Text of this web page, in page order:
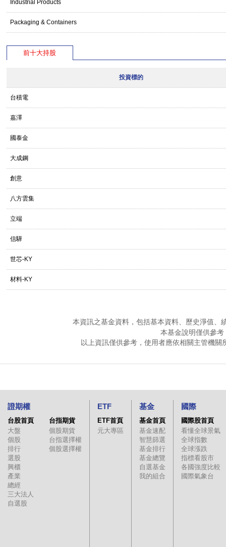
Industrial Products
Packaging & Containers
前十大持股
投資標的
台積電
嘉澤
國泰金
大成鋼
創意
八方雲集
立端
信驊
世芯-KY
材料-KY
本資訊之基金資料，包括基本資料、歷史淨值、
本基金說明僅供參
以上資訊僅供參考，使用者應依相關主管機
證期權
台股首頁
大盤
個股
排行
選股
興櫃
產業
總經
三大法人
自選股
台指期貨
個股期貨
台指選擇權
個股選擇權
ETF
ETF首頁
元大專區
基金
基金首頁
基金速配
智慧篩選
基金排行
基金總覽
自選基金
我的組合
國際
國際股首頁
看懂全球景氣
全球指數
全球漲跌
指標看股市
各國強度比較
國際氣象台